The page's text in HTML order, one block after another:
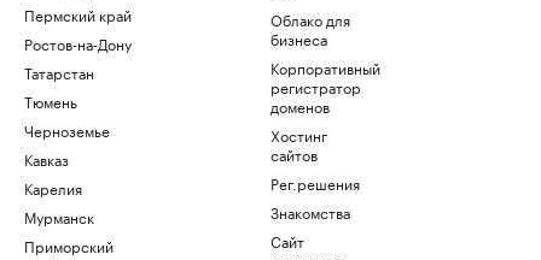
Пермский край
Ростов-на-Дону
Татарстан
Тюмень
Черноземье
Кавказ
Карелия
Мурманск
Приморский
Облако для
бизнеса
Корпоративный
регистратор
доменов
Хостинг
сайтов
Рег.решения
Знакомства
Сайт